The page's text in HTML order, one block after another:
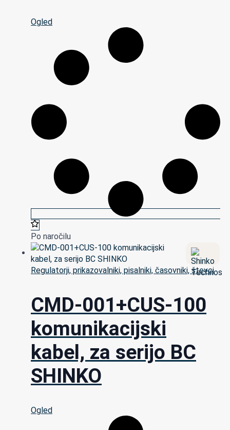
Ogled
Po naročilu
Regulatorji, prikazovalniki, pisalniki, časovniki, števci
CMD-001+CUS-100
komunikacijski
kabel, za serijo BC
SHINKO
Ogled